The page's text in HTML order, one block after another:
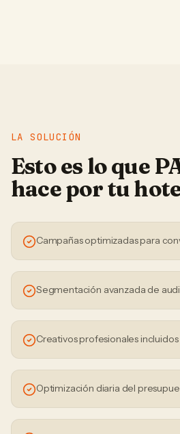
LA SOLUCIÓN
Esto es lo que
hace por tu
Campañas optimizadas para
Segmentación avanzada de
Creativos profesionales incluidos
Optimización diaria del